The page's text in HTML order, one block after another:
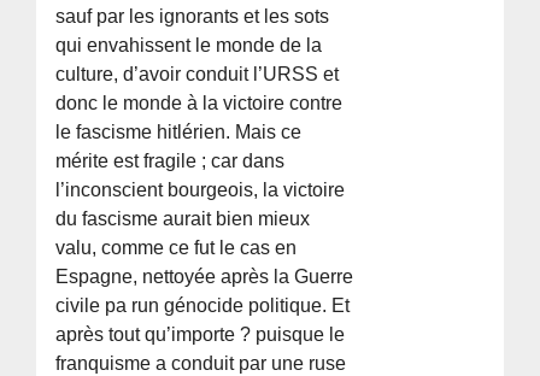
sauf par les ignorants et les sots
qui envahissent le monde de la
culture, d’avoir conduit l’URSS et
donc le monde à la victoire contre
le fascisme hitlérien. Mais ce
mérite est fragile ; car dans
l’inconscient bourgeois, la victoire
du fascisme aurait bien mieux
valu, comme ce fut le cas en
Espagne, nettoyée après la Guerre
civile pa run génocide politique. Et
après tout qu’importe ? puisque le
franquisme a conduit par une ruse